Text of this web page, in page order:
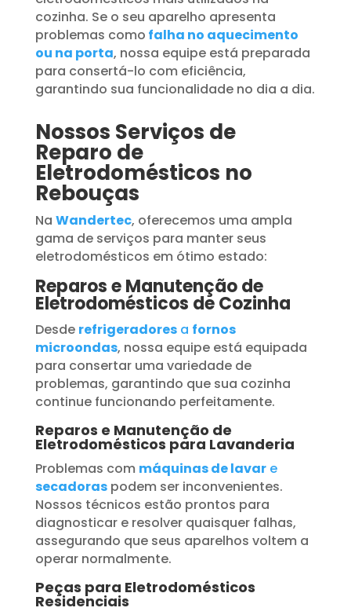
cozinha. Se o seu aparelho apresenta
problemas como falha no aquecimento
ou na porta, nossa equipe está preparada
para consertá-lo com eficiência,
garantindo sua funcionalidade no dia a dia.
Nossos Serviços de
Reparo de
Eletrodomésticos no
Rebouças
Na Wandertec, oferecemos uma ampla
gama de serviços para manter seus
eletrodomésticos em ótimo estado:
Reparos e Manutenção de
Eletrodomésticos de Cozinha
Desde refrigeradoresa fornos
microondas, nossa equipe está equipada
para consertar uma variedade de
problemas, garantindo que sua cozinha
continue funcionando perfeitamente.
Reparos e Manutenção de
Eletrodomésticos para Lavanderia
Problemas com máquinas de lavare
secadoraspodem ser inconvenientes.
Nossos técnicos estão prontos para
diagnosticar e resolver quaisquer falhas,
assegurando que seus aparelhos voltem a
operar normalmente.
Peças para Eletrodomésticos
Residenciais